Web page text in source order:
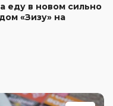
еду в новом сильно
«Зизу» на